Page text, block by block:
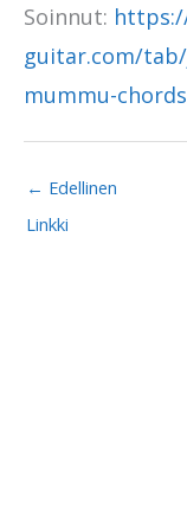
Soinnut:
guitar.com/
mummu-
← Edellinen
Linkki